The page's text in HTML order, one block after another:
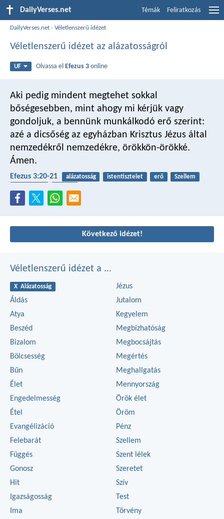
DailyVerses.net Témák Feliratkozás
DailyVerses.net ›Véletlenszerű idézet
Véletlenszerű idézet az alázatosságról
UF Olvassa el Efezus 3 online
Aki pedig mindent megtehet sokkal
bőségesebben, mint ahogy mi kérjük vagy
gondoljuk, a bennünk munkálkodó erő szerint:
azé a dicsőség az egyházban Krisztus Jézus által
nemzedékről nemzedékre, örökkön-örökké.
Ámen.
Efezus 3:20-21 alázatosság istentisztelet erő
Szellem
Következő idézet!
Véletlenszerű idézet a ...
X Alázatosság
Áldás
Atya
Beszéd
Bizalom
Bölcsesség
Bűn
Élet
Engedelmesség
Étel
Evangélizáció
Felebarát
Függés
Gonosz
Hit
Igazságosság
Ima
Jézus
Jutalom
Kegyelem
Megbízhatóság
Megbocsájtás
Megértés
Meghallgatás
Mennyország
Örök élet
Öröm
Pénz
Szellem
Szent lélek
Szeretet
Szív
Test
Törvény